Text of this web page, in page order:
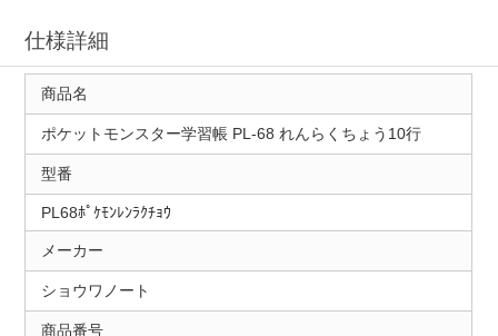
仕様詳細
商品名
ポケットモンスター学習帳 PL-68 れんらくちょう10行
型番
PL68ﾎﾟｹﾓﾝﾚﾝﾗｸﾁｮｳ
メーカー
ショウワノート
商品番号